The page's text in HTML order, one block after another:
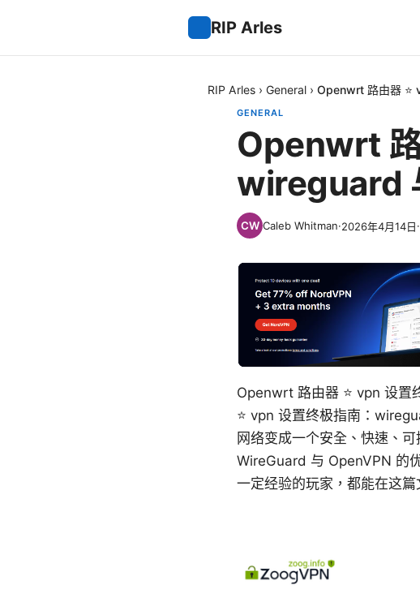
RIP Arles
RIP Arles › General › Openwrt 路由器 ⭐
GENERAL
Openwrt 路
wireguard
Caleb Whitman·2026年4月14日·
Openwrt 路由器 ⭐ vpn 设
⭐ vpn 设置终极指南：
网络变成一个安全、快速、
WireGuard 与 OpenVPN 的
一定经验的玩家，都能在这